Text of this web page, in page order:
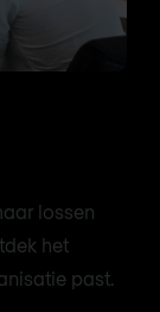
lossen
het
past.